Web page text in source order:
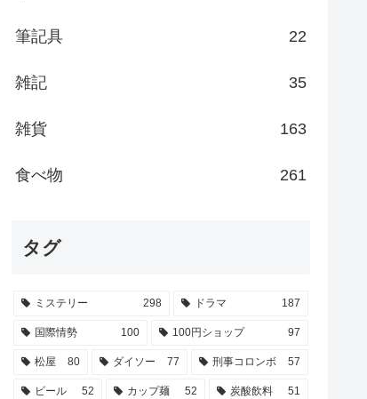
筆記具 22
雑記 35
雑貨 163
食べ物 261
タグ
ミステリー 298 ドラマ 187
国際情勢 100 100円ショップ 97
松屋 80 ダイソー 77 刑事コロンボ 57
ビール 52 カップ麺 52 炭酸飲料 51